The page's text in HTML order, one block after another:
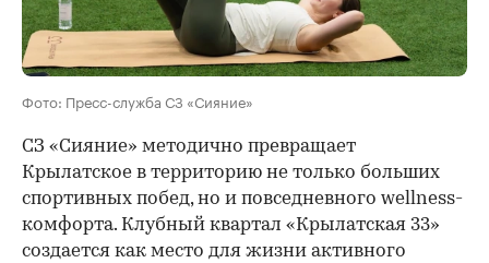
Фото: Пресс-служба СЗ «Сияние»
СЗ «Сияние» методично превращает
Крылатское в территорию не только больших
спортивных побед, но и повседневного wellness-
комфорта. Клубный квартал «Крылатская 33»
создается как место для жизни активного